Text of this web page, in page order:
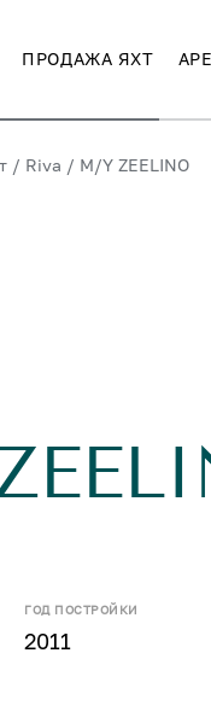
ПРОДАЖА ЯХТ
/ Riva / M/Y ZEELINO
ГОД ПОСТРОЙКИ
2011